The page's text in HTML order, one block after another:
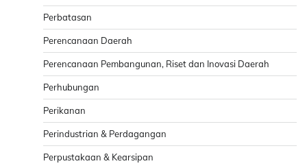
Perbatasan
Perencanaan Daerah
Perencanaan Pembangunan, Riset dan Inovasi Daerah
Perhubungan
Perikanan
Perindustrian & Perdagangan
Perpustakaan & Kearsipan